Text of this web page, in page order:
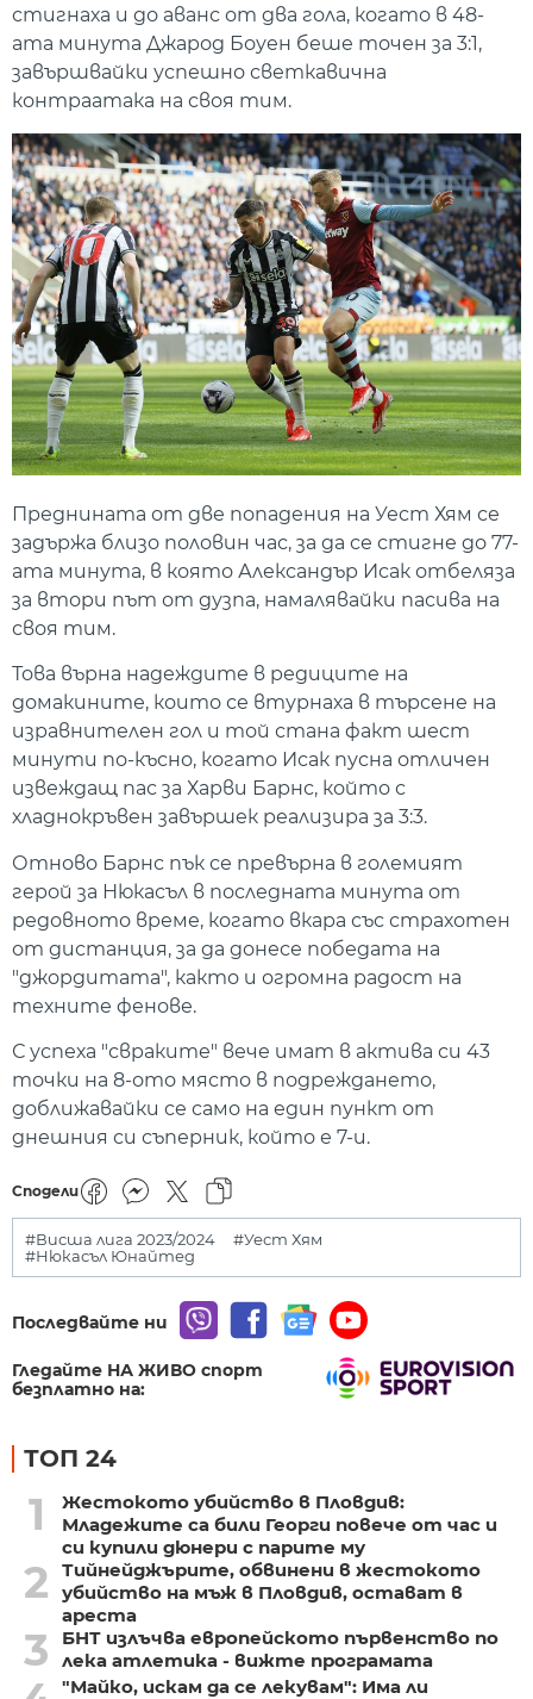
стигнаха и до аванс от два гола, когато в 48-
ата минута Джарод Боуен беше точен за 3:1,
завършвайки успешно светкавична
контраатака на своя тим.
Преднината от две попадения на Уест Хям се
задържа близо половин час, за да се стигне до 77-
ата минута, в която Александър Исак отбеляза
за втори път от дузпа, намалявайки пасива на
своя тим.
Това върна надеждите в редиците на
домакините, които се втурнаха в търсене на
изравнителен гол и той стана факт шест
минути по-късно, когато Исак пусна отличен
извеждащ пас за Харви Барнс, който с
хладнокръвен завършек реализира за 3:3.
Отново Барнс пък се превърна в големият
герой за Нюкасъл в последната минута от
редовното време, когато вкара със страхотен
от дистанция, за да донесе победата на
"джордитата", както и огромна радост на
техните фенове.
С успеха "свраките" вече имат в актива си 43
точки на 8-ото място в подреждането,
доближавайки се само на един пункт от
днешния си съперник, който е 7-и.
Сподели
#Висша лига 2023/2024
#Уест Хям
#Нюкасъл Юнайтед
Последвайте ни
Гледайте НА ЖИВО спорт
безплатно на:
ТОП 24
1
Жестокото убийство в Пловдив:
Младежите са били Георги повече от час и
си купили дюнери с парите му
2
Тийнейджърите, обвинени в жестокото
убийство на мъж в Пловдив, остават в
ареста
3
БНТ излъчва европейското първенство по
лека атлетика - вижте програмата
"Майко, искам да се лекувам": Има ли